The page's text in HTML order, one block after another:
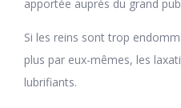
apportée auprès du grand
Si les reins sont trop
plus par eux-mêmes, les
lubrifiants.